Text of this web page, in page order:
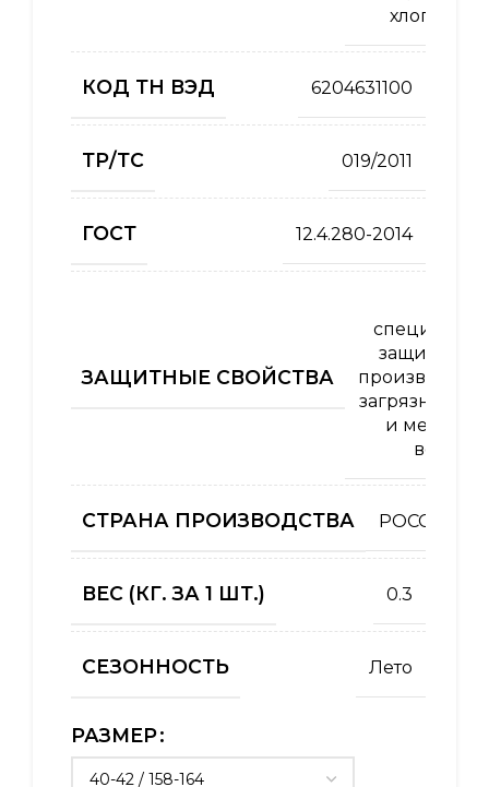
хлопок
КОД ТН ВЭД 6204631100
ТР/ТС 019/2011
ГОСТ 12.4.280-2014
ЗАЩИТНЫЕ СВОЙСТВА
защиты от
загрязнений
и
СТРАНА ПРОИЗВОДСТВА РОССИЯ
ВЕС (КГ. ЗА 1 ШТ.) 0.3
СЕЗОННОСТЬ Лето
РАЗМЕР